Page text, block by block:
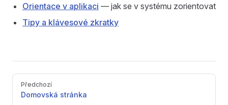
Orientace v aplikaci — jak se v systému zorientovat
Tipy a klávesové zkratky
PagerPředchozí
Domovská stránka